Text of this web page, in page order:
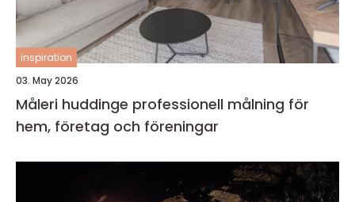
inspiration
03. May 2026
Måleri huddinge professionell målning för
hem, företag och föreningar